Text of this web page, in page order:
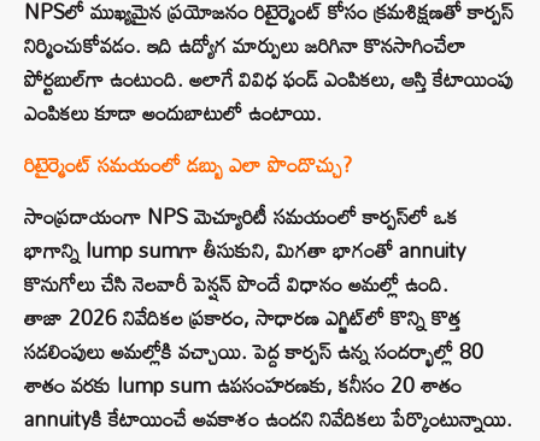
NPSలో ముఖ్యమైన ప్రయోజనం రిటైర్మెంట్ కోసం క్రమశిక్షణతో కార్పస్
నిర్మించుకోవడం. ఇది ఉద్యోగ మార్పులు జరిగినా కొనసాగించేలా
పోర్టబుల్‌గా ఉంటుంది. అలాగే వివిధ ఫండ్ ఎంపికలు, ఆస్తి కేటాయింపు
ఎంపికలు కూడా అందుబాటులో ఉంటాయి.
రిటైర్మెంట్ సమయంలో డబ్బు ఎలా పొందొచ్చు?
సాంప్రదాయంగా NPS మెచ్యూరిటీ సమయంలో కార్పస్‌లో ఒక
భాగాన్ని lump sumగా తీసుకుని, మిగతా భాగంతో annuity
కొనుగోలు చేసి నెలవారీ పెన్షన్ పొందే విధానం అమల్లో ఉంది.
తాజా 2026 నివేదికల ప్రకారం, సాధారణ ఎగ్జిట్‌లో కొన్ని కొత్త
సడలింపులు అమల్లోకి వచ్చాయి. పెద్ద కార్పస్ ఉన్న సందర్భాల్లో 80
శాతం వరకు lump sum ఉపసంహరణకు, కనీసం 20 శాతం
annuityకి కేటాయించే అవకాశం ఉందని నివేదికలు పేర్కొంటున్నాయి.